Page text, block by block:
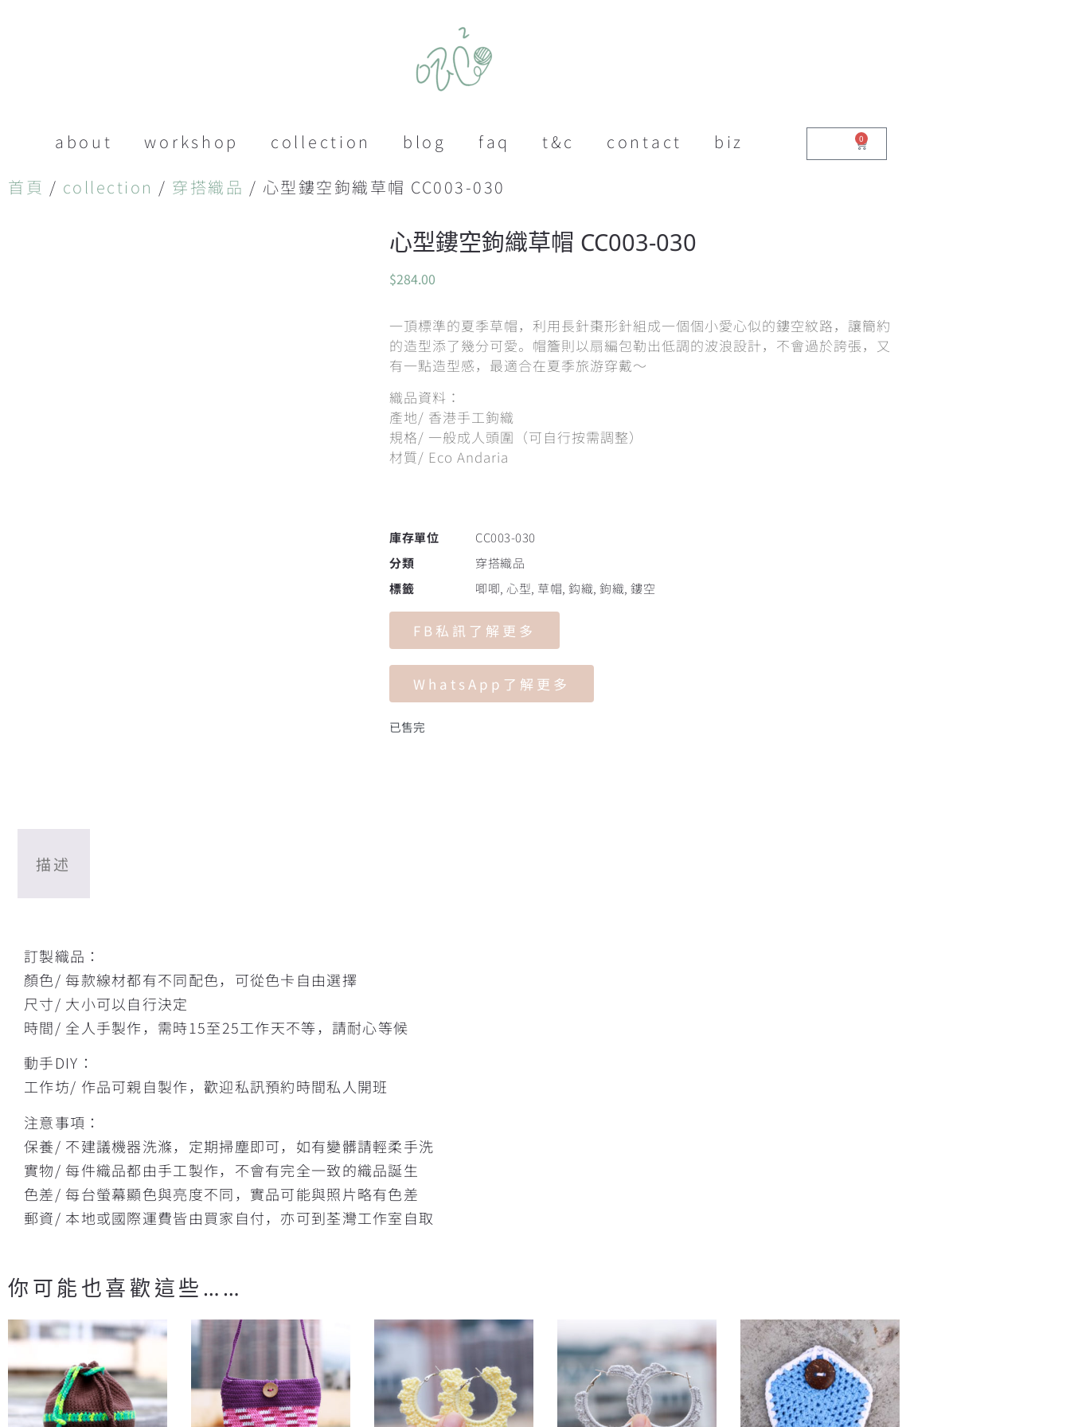
about workshop collection blog faq t&c contact biz 0
首頁 / collection / 穿搭織品 / 心型鏤空鉤織草帽 CC003-030
心型鏤空鉤織草帽 CC003-030
$284.00
一頂標準的夏季草帽，利用長針棗形針組成一個個小愛心似的鏤空紋路，讓簡約
的造型添了幾分可愛。帽簷則以扇編包勒出低調的波浪設計，不會過於誇張，又
有一點造型感，最適合在夏季旅游穿戴～
織品資料：
產地/ 香港手工鉤織
規格/ 一般成人頭圍（可自行按需調整）
材質/ Eco Andaria
庫存單位
CC003-030
分類
穿搭織品
標籤
唧唧, 心型, 草帽, 鈎織, 鉤織, 鏤空
FB私訊了解更多
WhatsApp了解更多
已售完
描述
訂製織品：
顏色/ 每款線材都有不同配色，可從色卡自由選擇
尺寸/ 大小可以自行決定
時間/ 全人手製作，需時15至25工作天不等，請耐心等候
動手DIY：
工作坊/ 作品可親自製作，歡迎私訊預約時間私人開班
注意事項：
保養/ 不建議機器洗滌，定期掃塵即可，如有變髒請輕柔手洗
實物/ 每件織品都由手工製作，不會有完全一致的織品誕生
色差/ 每台螢幕顯色與亮度不同，實品可能與照片略有色差
郵資/ 本地或國際運費皆由買家自付，亦可到荃灣工作室自取
你可能也喜歡這些……